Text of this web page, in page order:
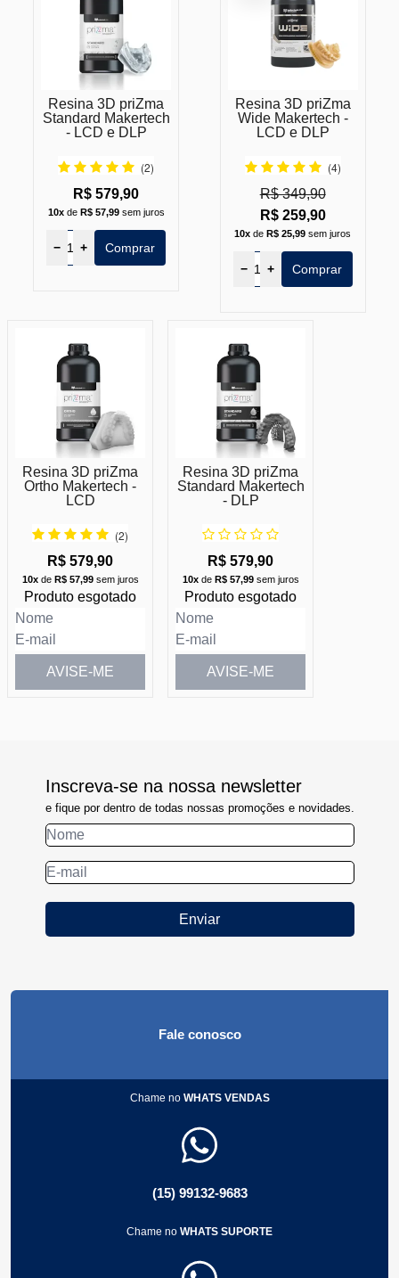
Resina 3D priZma
Standard Makertech
- LCD e DLP
(2)
R$ 579,90
10xde R$ 57,99sem juros
− + Comprar
Resina 3D priZma
Wide Makertech -
LCD e DLP
(4)
R$ 349,90
R$ 259,90
10x deR$ 25,99 sem juros
− + Comprar
Resina 3D priZma
Ortho Makertech -
LCD
(2)
R$ 579,90
10xde R$ 57,99sem juros
Produto esgotado
AVISE-ME
Resina 3D priZma
Standard Makertech
- DLP
R$ 579,90
10xde R$ 57,99sem juros
Produto esgotado
AVISE-ME
Inscreva-se na nossa newsletter
e fique por dentro de todas nossas promoções e novidades.
Enviar
Fale conosco
Chame no WHATS VENDAS
(15) 99132-9683
Chame no WHATS SUPORTE